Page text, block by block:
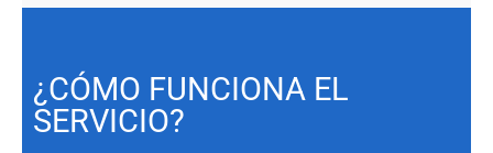
¿CÓMO FUNCIONA EL
SERVICIO?